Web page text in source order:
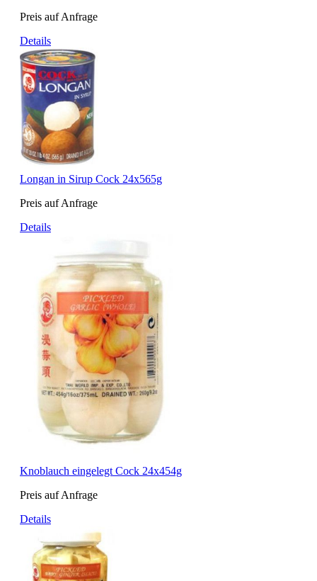
Preis auf Anfrage
Details
Longan in Sirup Cock 24x565g
Preis auf Anfrage
Details
Knoblauch eingelegt Cock 24x454g
Preis auf Anfrage
Details